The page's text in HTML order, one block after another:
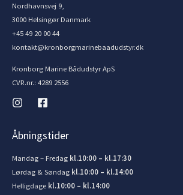
Nordhavnsvej 9,
3000 Helsingør Danmark
+45 49 20 00 44
kontakt@kronborgmarinebaadudstyr.dk
Kronborg Marine Bådudstyr ApS
CVR.nr.: 4289 2556
Åbningstider
Mandag – Fredag kl.10:00 – kl.17:30
Lørdag & Søndag kl.10:00 – kl.14:00
Helligdage kl.10:00 – kl.14:00